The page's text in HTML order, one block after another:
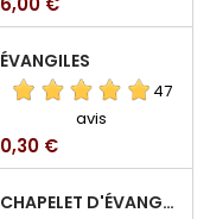
ÉVANGILES
47
avis
Prix
0,30 €
CHAPELET D'ÉVANGÉLISATION